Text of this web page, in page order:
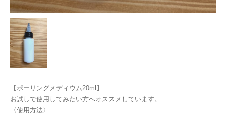
【ポーリングメディウム20ml】
お試しで使用してみたい方へオススメしています。
〈使用方法〉